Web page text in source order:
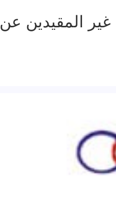
غير المقيدين عن